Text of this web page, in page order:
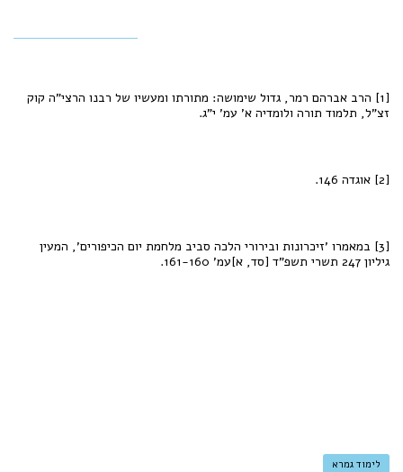
[1] הרב אברהם רמר, גדול שימושה: מתורתו ומעשיו של רבנו הרצי"ה קוק
זצ"ל, תלמוד תורה ולומדיה א' עמ' י"ג.
[2] אוגדה 146.
[3] במאמרו 'זיכרונות ובירורי הלכה סביב מלחמת יום הכיפורים', המעין
גיליון 247 תשרי תשפ"ד [סד, א]עמ' 161-160.
לימוד גמרא